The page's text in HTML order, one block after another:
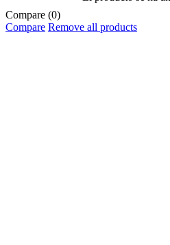
Compare (0)
Compare Remove all products